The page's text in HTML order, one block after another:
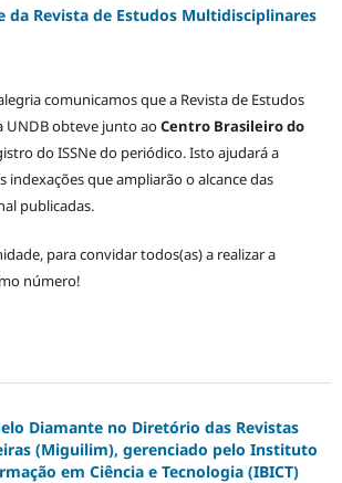
da Revista de Estudos Multidisciplinares
comunicamos que a Revista de Estudos
UNDB obteve junto aoCentro Brasileiro do
do ISSNe do periódico. Isto ajudará a
indexações que ampliarão o alcance das
publicadas.
para convidar todos(as) a realizar a
número!
Diamante no Diretório das Revistas
(Miguilim), gerenciado pelo Instituto
em Ciência e Tecnologia (IBICT)